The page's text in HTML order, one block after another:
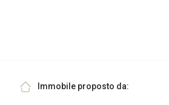
Immobile proposto da: